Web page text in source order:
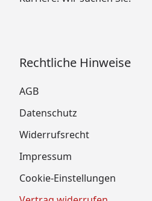
Rechtliche Hinweise
AGB
Datenschutz
Widerrufsrecht
Impressum
Cookie-Einstellungen